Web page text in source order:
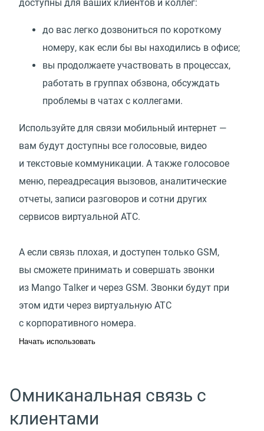
доступны для ваших клиентов и коллег:
до вас легко дозвониться по короткому
номеру, как если бы вы находились в офисе;
вы продолжаете участвовать в процессах,
работать в группах обзвона, обсуждать
проблемы в чатах с коллегами.
Используйте для связи мобильный интернет —
вам будут доступны все голосовые, видео
и текстовые коммуникации. А также голосовое
меню, переадресация вызовов, аналитические
отчеты, записи разговоров и сотни других
сервисов виртуальной АТС.
А если связь плохая, и доступен только GSM,
вы сможете принимать и совершать звонки
из Mango Talker и через GSM. Звонки будут при
этом идти через виртуальную АТС
с корпоративного номера.
Начать использовать
Омниканальная связь с
клиентами